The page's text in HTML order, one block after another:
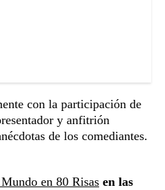
con la participación de
y anfitrión
de los comediantes.
en 80 Risas en las